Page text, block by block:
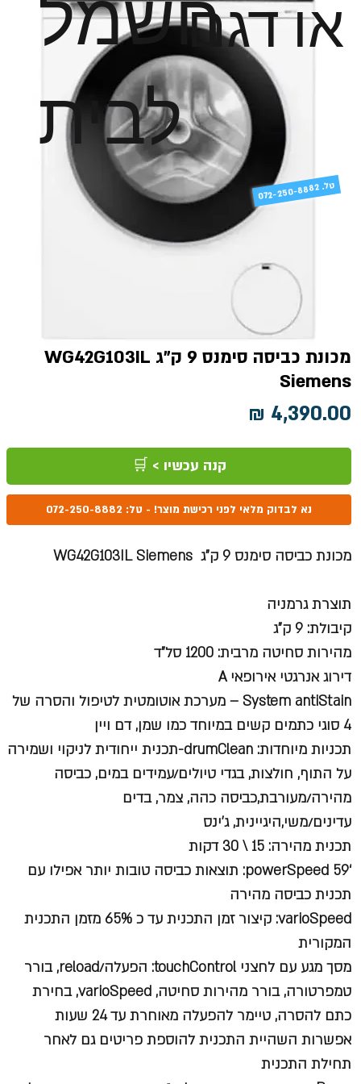
או דגם
לבית
מכונת כביסה סימנס 9 ק"ג WG42G103IL
Siemens
קנה עכשיו > 🛒
נא לבדוק מלאי לפני רכישת מוצר! - טל: 072-250-8882
מכונת כביסה סימנס 9 ק"ג WG42G103IL Siemens
תוצרת גרמניה
קיבולת: 9 ק"ג
מהירות סחיטה מרבית: 1200 סל"ד
דירוג אנרגטי אירופאי A
System antiStain – מערכת אוטומטית לטיפול והסרה של
4 סוגי כתמים קשים במיוחד כמו שמן, דם ויין
תכניות מיוחדות:
drumClean-תכנית ייחודית לניקוי ושמירה
על התוף, חולצות, בגדי טיולים/עמידים במים, כביסה
מהירה/מעורבת,כביסה כהה, צמר, בדים
עדינים/משי,היגיינית, ג’ינס
תכנית מהירה: 15 \ 30 דקות
‘59 powerSpeed:
תוצאות כביסה טובות יותר אפילו עם
תכנית כביסה מהירה
varioSpeed
: קיצור זמן התכנית עד כ 65% מזמן התכנית
המקורית
מסך מגע עם לחצני touchControl:
הפעלה/reload, בורר
טמפרטורה, בורר מהירות סחיטה, varioSpeed, בחירת
כתם להסרה, טיימר להפעלה מאוחרת עד 24 שעות
אפשרות השהיית התכנית להוספת פריטים גם לאחר
תחילת התכנית
072-250-8882 .טל